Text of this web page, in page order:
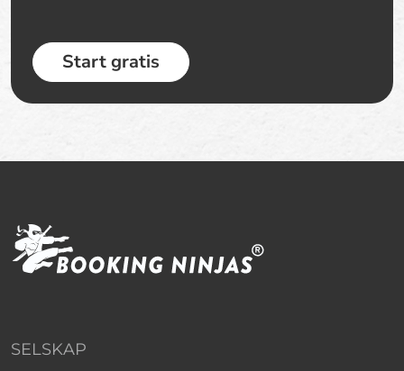
Start gratis
SELSKAP